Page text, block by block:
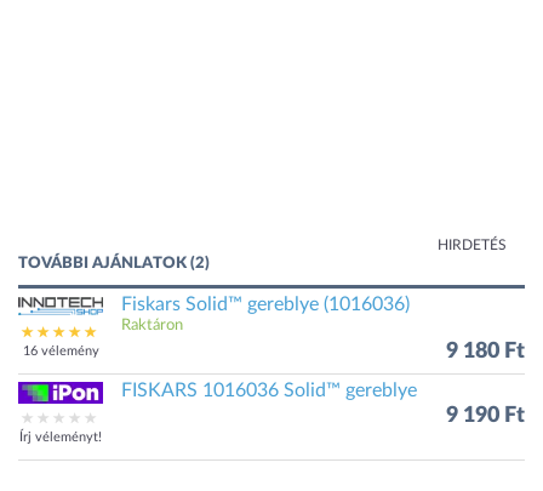
HIRDETÉS
TOVÁBBI AJÁNLATOK (2)
16 vélemény
Fiskars Solid™ gereblye (1016036)
Raktáron
9 180 Ft
Írj véleményt!
FISKARS 1016036 Solid™ gereblye
9 190 Ft